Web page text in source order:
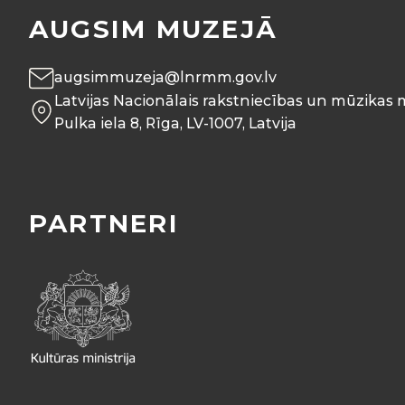
AUGSIM MUZEJĀ
augsimmuzeja@lnrmm.gov.lv
Latvijas Nacionālais rakstniecības un mūzikas
Pulka iela 8, Rīga, LV-1007, Latvija
PARTNERI